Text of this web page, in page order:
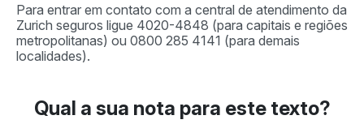
Para entrar em contato com a central de atendimento da
Zurich seguros ligue 4020-4848 (para capitais e regiões
metropolitanas) ou 0800 285 4141 (para demais
localidades).
Qual a sua nota para este texto?